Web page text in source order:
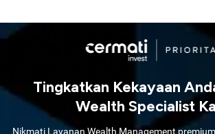
Tingkatkan Kekayaan
Wealth Specialist
Nikmati Layanan Wealth Management